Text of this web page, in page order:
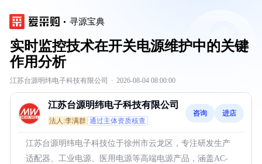
寻源宝典
实时监控技术在开关电源维护中的关键
作用分析
江苏台源明纬电子科技有限公司 · 2026-08-04 08:00:00
江苏台源明纬电子科技有限公司
法人:李满群 通过主体资质核查
咨询 进店
江苏台源明纬电子科技位于徐州市云龙区，专注研发生产
适配器、工业电源、医用电源等高端电源产品，涵盖AC-